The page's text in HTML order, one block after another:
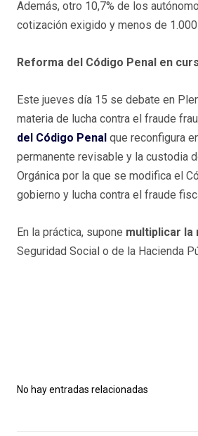
Además, otro 10,7% de los
cotización exigido y menos de
Reforma del Código Penal en
Este jueves día 15 se debate en
materia de lucha contra el fraude
del Código Penal que reconfigura
permanente revisable y la custodia
Orgánica por la que se modifica el
gobierno y lucha contra el fraude
En la práctica, supone multiplicar la
Seguridad Social o de la Hacienda
No hay entradas relacionadas